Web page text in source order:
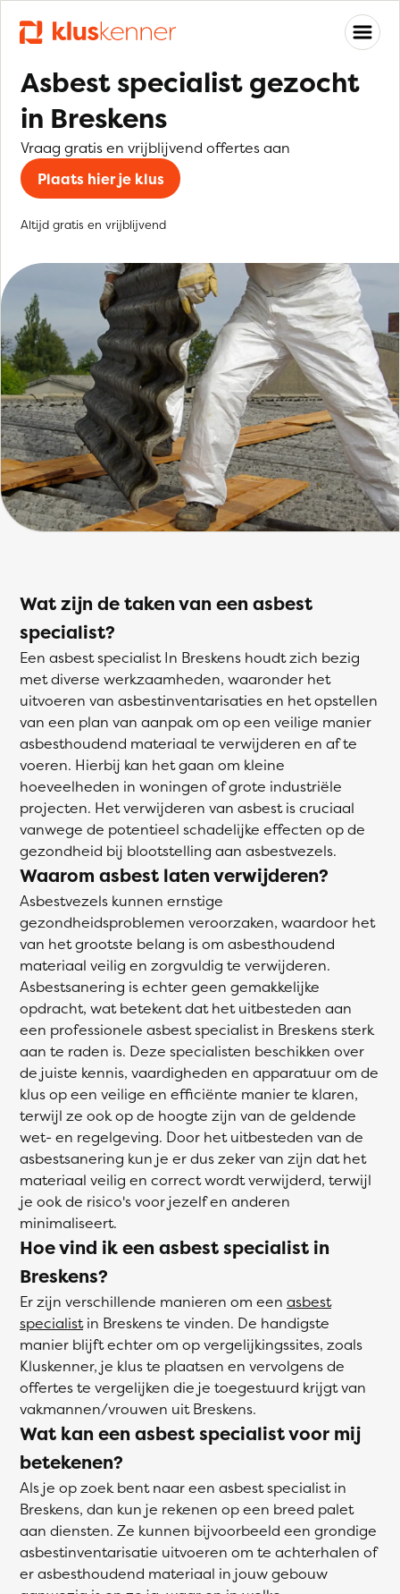
Asbest specialist gezocht
in Breskens
Vraag gratis en vrijblijvend offertes aan
Plaats hier je klus
Altijd gratis en vrijblijvend
Wat zijn de taken van een asbest
specialist?
Een asbest specialist In Breskens houdt zich bezig
met diverse werkzaamheden, waaronder het
uitvoeren van asbestinventarisaties en het opstellen
van een plan van aanpak om op een veilige manier
asbesthoudend materiaal te verwijderen en af te
voeren. Hierbij kan het gaan om kleine
hoeveelheden in woningen of grote industriële
projecten. Het verwijderen van asbest is cruciaal
vanwege de potentieel schadelijke effecten op de
gezondheid bij blootstelling aan asbestvezels.
Waarom asbest laten verwijderen?
Asbestvezels kunnen ernstige
gezondheidsproblemen veroorzaken, waardoor het
van het grootste belang is om asbesthoudend
materiaal veilig en zorgvuldig te verwijderen.
Asbestsanering is echter geen gemakkelijke
opdracht, wat betekent dat het uitbesteden aan
een professionele asbest specialist in Breskens sterk
aan te raden is. Deze specialisten beschikken over
de juiste kennis, vaardigheden en apparatuur om de
klus op een veilige en efficiënte manier te klaren,
terwijl ze ook op de hoogte zijn van de geldende
wet- en regelgeving. Door het uitbesteden van de
asbestsanering kun je er dus zeker van zijn dat het
materiaal veilig en correct wordt verwijderd, terwijl
je ook de risico's voor jezelf en anderen
minimaliseert.
Hoe vind ik een asbest specialist in
Breskens?
Er zijn verschillende manieren om een asbest
specialistin Breskens te vinden. De handigste
manier blijft echter om op vergelijkingssites, zoals
Kluskenner, je klus te plaatsen en vervolgens de
offertes te vergelijken die je toegestuurd krijgt van
vakmannen/vrouwen uit Breskens.
Wat kan een asbest specialist voor mij
betekenen?
Als je op zoek bent naar een asbest specialist in
Breskens, dan kun je rekenen op een breed palet
aan diensten. Ze kunnen bijvoorbeeld een grondige
asbestinventarisatie uitvoeren om te achterhalen of
er asbesthoudend materiaal in jouw gebouw